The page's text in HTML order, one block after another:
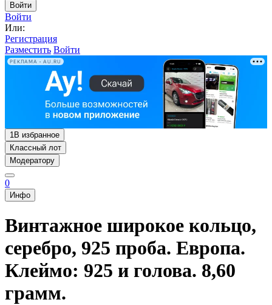
Войти
Войти
Или:
Регистрация
Разместить Войти
РЕКЛАМА • AU.RU
1В избранное
Классный лот
Модератору
0
Инфо
Винтажное широкое кольцо,
серебро, 925 проба. Европа.
Клеймо: 925 и голова. 8,60
грамм.